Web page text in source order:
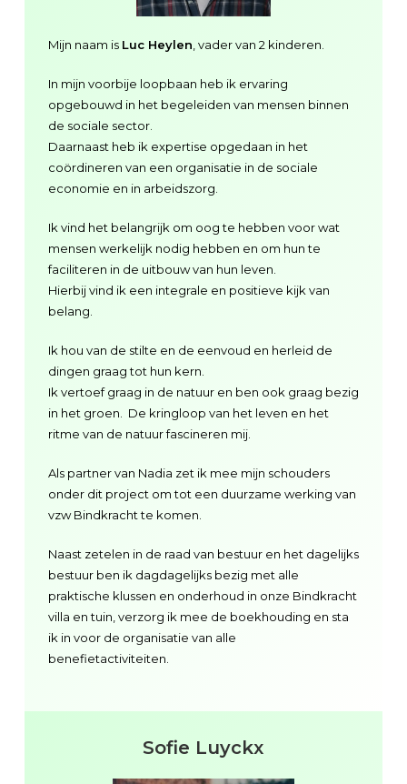
Mijn naam is Luc Heylen , vader van 2 kinderen.
In mijn voorbije loopbaan heb ik ervaring
opgebouwd in het begeleiden van mensen binnen
de sociale sector.
Daarnaast heb ik expertise opgedaan in het
coördineren van een organisatie in de sociale
economie en in arbeidszorg.
Ik vind het belangrijk om oog te hebben voor wat
mensen werkelijk nodig hebben en om hun te
faciliteren in de uitbouw van hun leven.
Hierbij vind ik een integrale en positieve kijk van
belang.
Ik hou van de stilte en de eenvoud en herleid de
dingen graag tot hun kern.
Ik vertoef graag in de natuur en ben ook graag bezig
in het groen. De kringloop van het leven en het
ritme van de natuur fascineren mij.
Als partner van Nadia zet ik mee mijn schouders
onder dit project om tot een duurzame werking van
vzw Bindkracht te komen.
Naast zetelen in de raad van bestuur en het dagelijks
bestuur ben ik dagdagelijks bezig met alle
praktische klussen en onderhoud in onze Bindkracht
villa en tuin, verzorg ik mee de boekhouding en sta
ik in voor de organisatie van alle
benefietactiviteiten.
Sofie Luyckx